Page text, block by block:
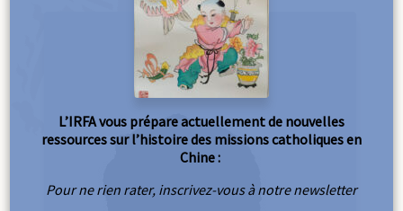
L’IRFA vous prépare actuellement de nouvelles
ressources sur l’histoire des missions catholiques en
Chine :
Pour ne rien rater, inscrivez-vous à notre newsletter